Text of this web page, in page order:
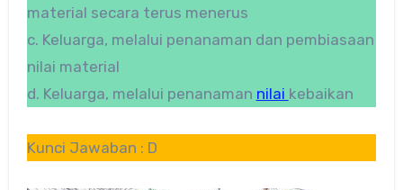
material secara terus menerus
c. Keluarga, melalui penanaman dan pembiasaan
nilai material
d. Keluarga, melalui penanaman nilai kebaikan
Kunci Jawaban : D